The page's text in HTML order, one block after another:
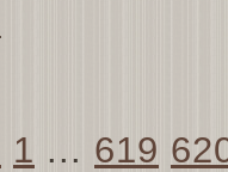
1 ... 619